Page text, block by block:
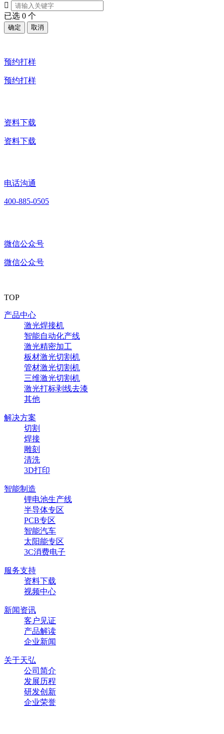

已选 0 个
确定 取消
预约打样
预约打样
资料下载
资料下载
电话沟通
400-885-0505
微信公众号
微信公众号
TOP
产品中心
激光焊接机
智能自动化产线
激光精密加工
板材激光切割机
管材激光切割机
三维激光切割机
激光打标剥线去漆
其他
解决方案
切割
焊接
雕刻
清洗
3D打印
智能制造
锂电池生产线
半导体专区
PCB专区
智能汽车
太阳能专区
3C消费电子
服务支持
资料下载
视频中心
新闻资讯
客户见证
产品解读
企业新闻
关于天弘
公司简介
发展历程
研发创新
企业荣誉